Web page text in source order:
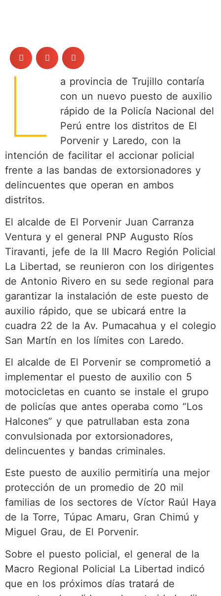
L
a provincia de Trujillo contaría
con un nuevo puesto de auxilio
rápido de la Policía Nacional del
Perú entre los distritos de El
Porvenir y Laredo, con la
intención de facilitar el accionar policial
frente a las bandas de extorsionadores y
delincuentes que operan en ambos
distritos.
El alcalde de El Porvenir Juan Carranza
Ventura y el general PNP Augusto Ríos
Tiravanti, jefe de la III Macro Región Policial
La Libertad, se reunieron con los dirigentes
de Antonio Rivero en su sede regional para
garantizar la instalación de este puesto de
auxilio rápido, que se ubicará entre la
cuadra 22 de la Av. Pumacahua y el colegio
San Martín en los límites con Laredo.
El alcalde de El Porvenir se comprometió a
implementar el puesto de auxilio con 5
motocicletas en cuanto se instale el grupo
de policías que antes operaba como “Los
Halcones” y que patrullaban esta zona
convulsionada por extorsionadores,
delincuentes y bandas criminales.
Este puesto de auxilio permitiría una mejor
protección de un promedio de 20 mil
familias de los sectores de Víctor Raúl Haya
de la Torre, Túpac Amaru, Gran Chimú y
Miguel Grau, de El Porvenir.
Sobre el puesto policial, el general de la
Macro Regional Policial La Libertad indicó
que en los próximos días tratará de